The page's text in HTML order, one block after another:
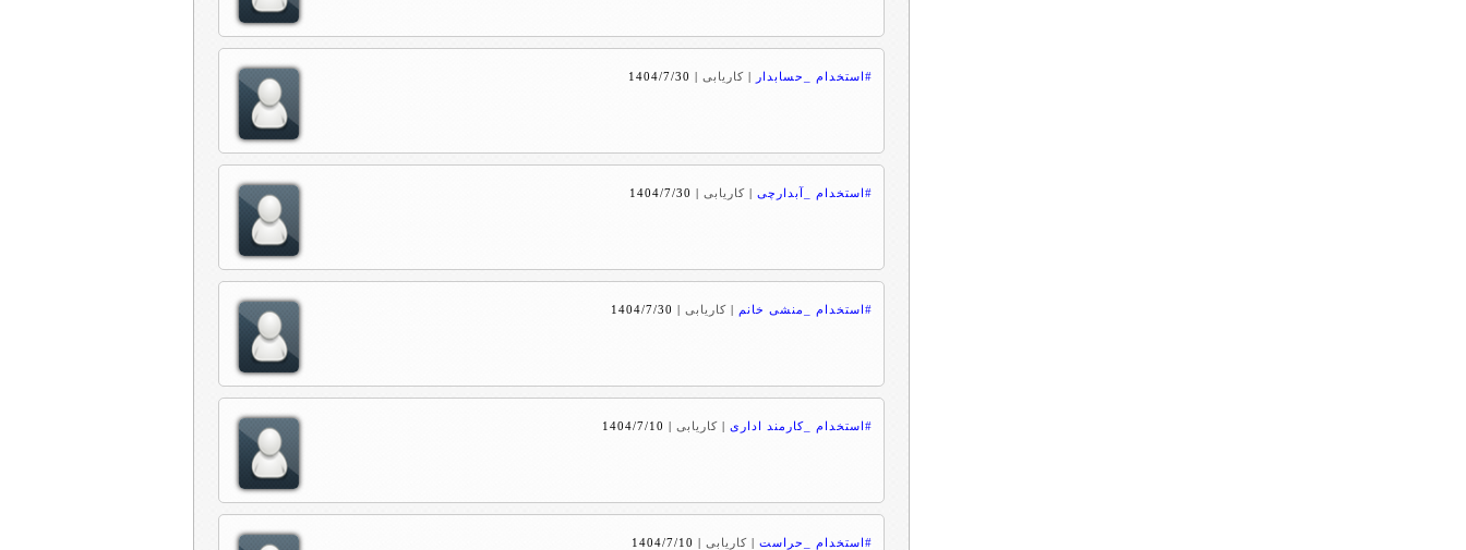
#استخدام _حسابدار | کاریابی|
1404/7/30
#استخدام _آبدارچی | کاریابی|
1404/7/30
#استخدام _منشی خانم | کاریابی|
1404/7/30
#استخدام _کارمند اداری | کاریابی|
1404/7/10
#استخدام _حراست | کاریابی|
1404/7/10